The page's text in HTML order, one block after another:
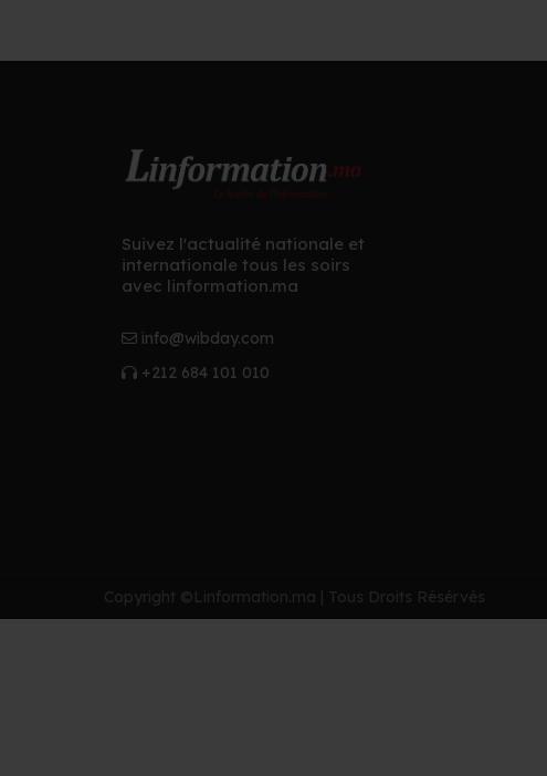
Suivez l'actualité nationale et
internationale tous les soirs
avec linformation.ma
info@wibday.com
+212 684 101 010
Copyright ©Linformation.ma | Tous Droits Résérvés